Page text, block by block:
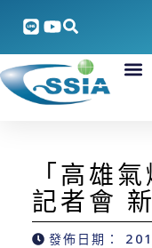
「高雄
記者會
發佈日期：